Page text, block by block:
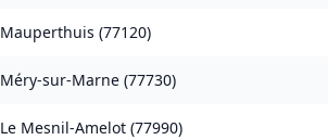
Mauperthuis (77120)
Méry-sur-Marne (77730)
Le Mesnil-Amelot (77990)